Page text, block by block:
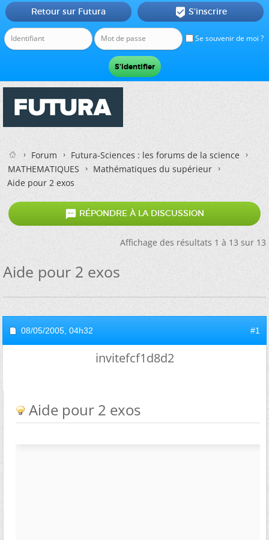
Se souvenir de moi ?
Retour sur Futura  S'inscrire
Forum
Futura-Sciences : les forums de la science
MATHEMATIQUES
Mathématiques du supérieur
Aide pour 2 exos
 RÉPONDRE À LA DISCUSSION
Affichage des résultats 1 à 13 sur 13
Aide pour 2 exos
08/05/2005, 04h32 #1
invitefcf1d8d2
Aide pour 2 exos